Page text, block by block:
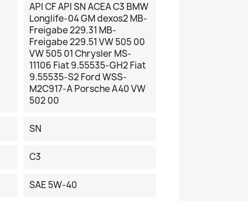
API CF API SN ACEA C3 BMW
Longlife-04 GM dexos2 MB-
Freigabe 229.31 MB-
Freigabe 229.51 VW 505 00
VW 505 01 Chrysler MS-
11106 Fiat 9.55535-GH2 Fiat
9.55535-S2 Ford WSS-
M2C917-A Porsche A40 VW
502 00
SN
C3
SAE 5W-40